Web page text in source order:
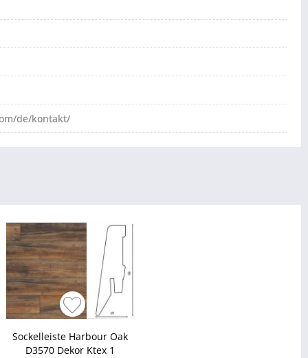
de/kontakt/
Sockelleiste Harbour Oak
D3570 Dekor Ktex 1